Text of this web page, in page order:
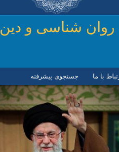
رفتن به محتوای اصلی
روان شناسی و دين
با ما جستجوی پیشرفته